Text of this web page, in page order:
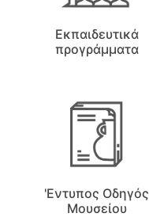
Εκπαιδευτικά
προγράμματα
'Εντυπος Οδηγός
Μουσείου